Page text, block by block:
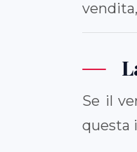
Se il
questa